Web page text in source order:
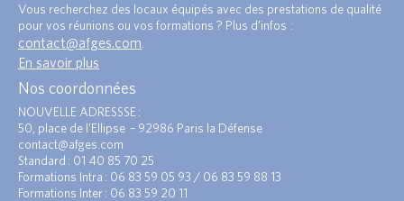
Vous recherchez des locaux équipés avec des prestations de qualité
pour vos réunions ou vos formations ? Plus d’infos :
contact@afges.com
En savoir plus
Nos coordonnées
NOUVELLE ADRESSSE :
50, place de l’Ellipse – 92986 Paris la Défense
contact@afges.com
Standard : 01 40 85 70 25
Formations Intra : 06 83 59 05 93 / 06 83 59 88 13
Formations Inter : 06 83 59 20 11